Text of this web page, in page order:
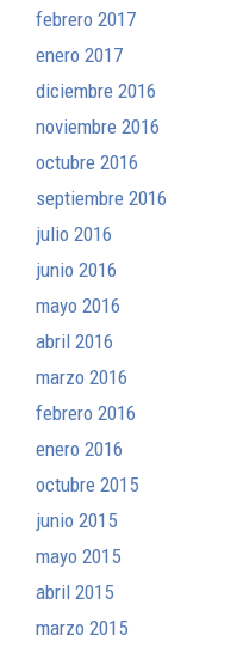
febrero 2017
enero 2017
diciembre 2016
noviembre 2016
octubre 2016
septiembre 2016
julio 2016
junio 2016
mayo 2016
abril 2016
marzo 2016
febrero 2016
enero 2016
octubre 2015
junio 2015
mayo 2015
abril 2015
marzo 2015